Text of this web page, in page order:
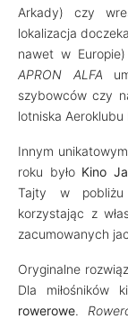
Arkady) czy
lokalizacja
nawet w Europie)
APRON ALFA
szybowców czy
lotniska Aeroklubu
Innym
roku było Kino
Tajty w pobliżu
korzystając z
zacumowanych
Oryginalne
Dla miłośników
rowerowe.